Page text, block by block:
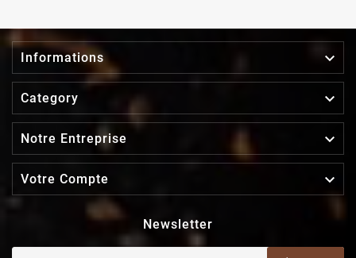
Informations 
Category 
Notre Entreprise 
Votre Compte 
Newsletter